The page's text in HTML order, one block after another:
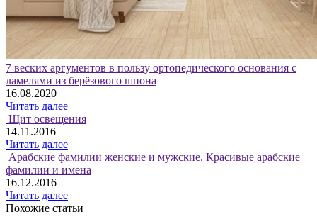
7 веских аргументов в пользу ортопедического основания с
ламелями из берёзового шпона
16.08.2020
Читать далее
Щит освещения
14.11.2016
Читать далее
Арабские фамилии женские и мужские. Красивые арабские
фамилии и имена
16.12.2016
Читать далее
Похожие статьи